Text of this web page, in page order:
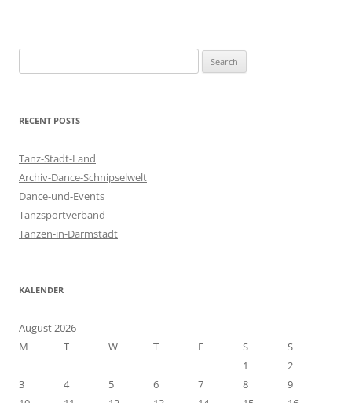
e
r
h
f
o
r
:
RECENT POSTS
Tanz-Stadt-Land
Archiv-Dance-Schnipselwelt
Dance-und-Events
Tanzsportverband
Tanzen-in-Darmstadt
KALENDER
August 2026
M
T W T F S
S
1
2
3
4 5 6 7 8
9